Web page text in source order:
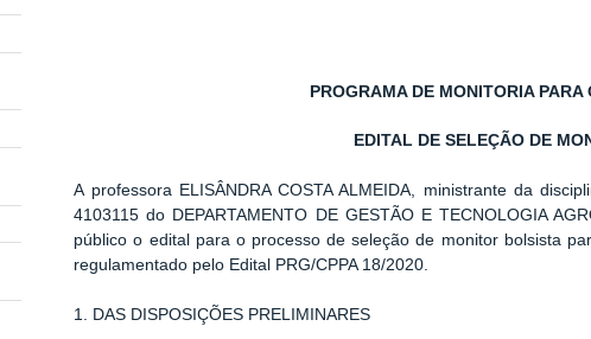
PROGRAMA DE MONITORIA PARA
EDITAL DE SELEÇÃO DE
A professora ELISÂNDRA COSTA ALMEIDA, ministrante da
4103115 do DEPARTAMENTO DE GESTÃO E TECNOLOGIA
público o edital para o processo de seleção de monitor bolsista
regulamentado pelo Edital PRG/CPPA 18/2020.
1. DAS DISPOSIÇÕES PRELIMINARES